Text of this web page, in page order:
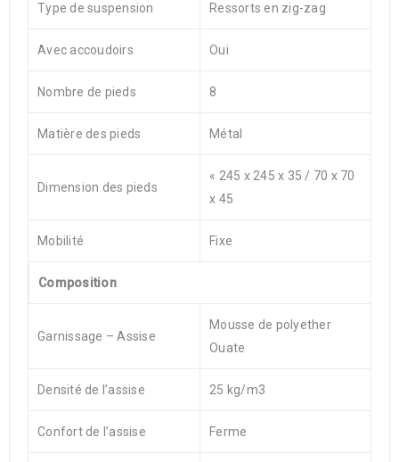
Type de suspension Ressorts en zig-zag
Avec accoudoirs Oui
Nombre de pieds 8
Matière des pieds Métal
Dimension des pieds
« 245 x 245 x 35 / 70 x 70
x 45
Mobilité Fixe
Composition
Garnissage – Assise
Mousse de polyether
Ouate
Densité de l’assise 25 kg/m3
Confort de l’assise Ferme